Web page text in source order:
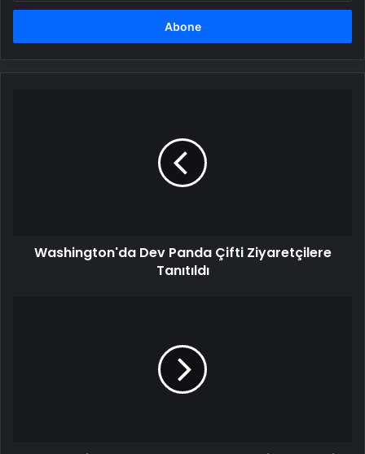
adresinizi
Washington'da Dev Panda Çifti Ziyaretçilere
Tanıtıldı